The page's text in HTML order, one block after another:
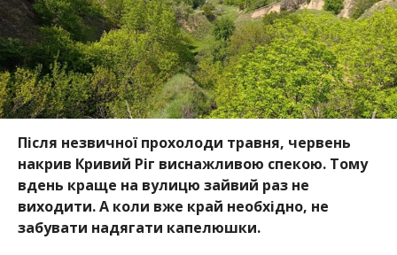
Після незвичної прохолоди травня, червень
накрив Кривий Ріг виснажливою спекою. Тому
вдень краще на вулицю зайвий раз не
виходити. А коли вже край необхідно, не
забувати надягати капелюшки.